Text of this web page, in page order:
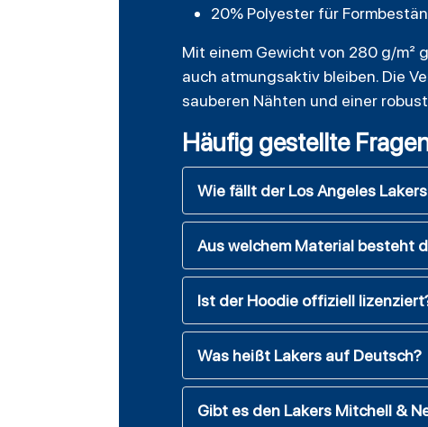
20% Polyester für
Mit einem Gewicht von 280 g/m²
auch atmungsaktiv bleiben. Die
sauberen Nähten und einer
Häufig gestellte
Wie fällt der Los Angeles
Aus welchem Material besteht
Ist der Hoodie offiziell
Was heißt Lakers auf Deutsch?
Gibt es den Lakers Mitchell &